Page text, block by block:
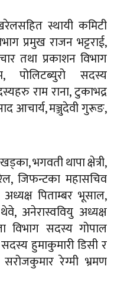
स्थायी कमिटी
प्रमुख राजन भट्टराई,
तथा प्रकाशन विभाग
पोलिटब्युरो सदस्य
राम राना, टुकाभद्र
आचार्य, मञ्जुदेवी गुरूङ,
भगवती थापा क्षेत्री,
जिफन्टका महासचिव
अध्यक्ष पिताम्बर भूसाल,
अनेरास्ववियु अध्यक्ष
विभाग सदस्य गोपाल
हुमाकुमारी डिसी र
रेग्मी भ्रमण